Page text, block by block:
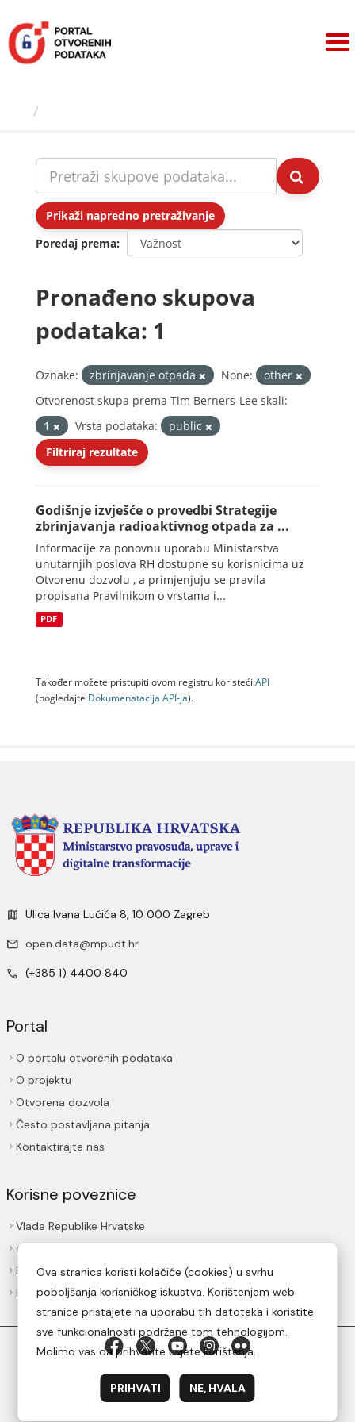
sadržaj
Prikaži napredno pretraživanje
Poredaj prema
Pronađeno skupova
podataka: 1
Oznake: zbrinjavanje otpada None:
other
Otvorenost skupa prema Tim Berners-Lee skali:
1
Vrsta podataka:
public
Filtriraj rezultate
Godišnje izvješće o provedbi Strategije
zbrinjavanja radioaktivnog otpada za ...
Informacije za ponovnu uporabu Ministarstva
unutarnjih poslova RH dostupne su korisnicima uz
Otvorenu dozvolu , a primjenjuju se pravila
propisana Pravilnikom o vrstama i...
PDF
Također možete pristupiti ovom registru koristeći API
(pogledajte Dokumenаtаcijа API-jа).